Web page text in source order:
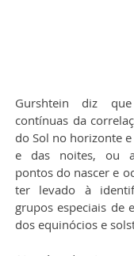
Gurshtein diz
contínuas da
do Sol no horizonte
e das noites, ou
pontos do nascer e
ter levado à
grupos especiais de
dos equinócios e